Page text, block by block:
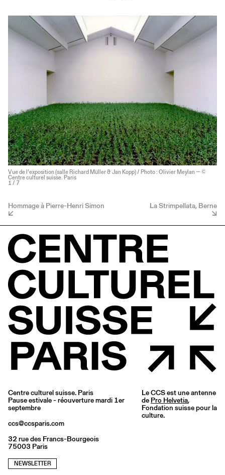
Vue de l’exposition (salle Richard Müller & Jan Kopp) / Photo : Olivier Meylan — ©
Centre culturel suisse. Paris
1 / 7
Hommage à Pierre-Henri Simon La Strimpellata, Berne
Centre culturel suisse. Paris
Pause estivale - réouverture mardi 1er
septembre
ccs@ccsparis.com
32 rue des Francs-Bourgeois
75003 Paris
NEWSLETTER
Le CCS est une antenne
de Pro Helvetia,
Fondation suisse pour la
culture.